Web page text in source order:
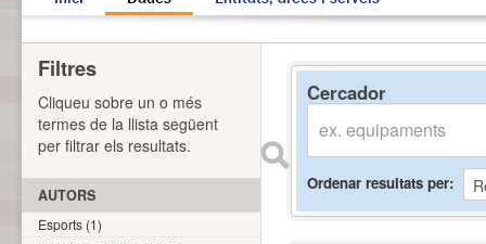
Cercador
Ordenar resultats per
Filtres
Cliqueu sobre un o més
termes de la llista següent
per filtrar els resultats.
AUTORS
Esports (1)